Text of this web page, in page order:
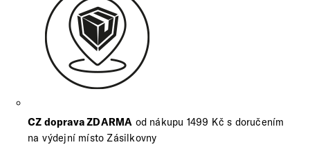
CZ doprava ZDARMA od nákupu 1499 Kč s doručením
na výdejní místo Zásilkovny